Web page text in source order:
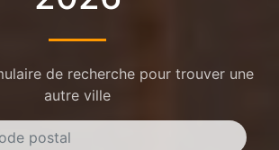
de recherche pour trouver une
autre ville